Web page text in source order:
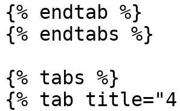
{% endtab %}
{% endtabs %}
{% tabs %}
{% tab